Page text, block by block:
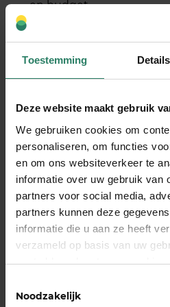
Toestemming Details
Deze website maakt gebruik
We gebruiken cookies om
personaliseren, om functies
en om ons websiteverkeer te
informatie over uw gebruik van
partners voor social media,
partners kunnen deze
informatie die u aan ze heeft
verzameld op basis van uw
gaat akkoord met onze
Noodzakelijk
en budget
wachttijd van twee
overbruggen, waarbij de
combineren met
premies betaalbaar,
bescherming
Snel geregeld:Geen
ingewikkelde medische
dekking in drie minuten
Transparant:Je weet
bent, zonder verborgen
verrassingen achteraf
Wacht niet tot het te laat
inkomen te beschermen is